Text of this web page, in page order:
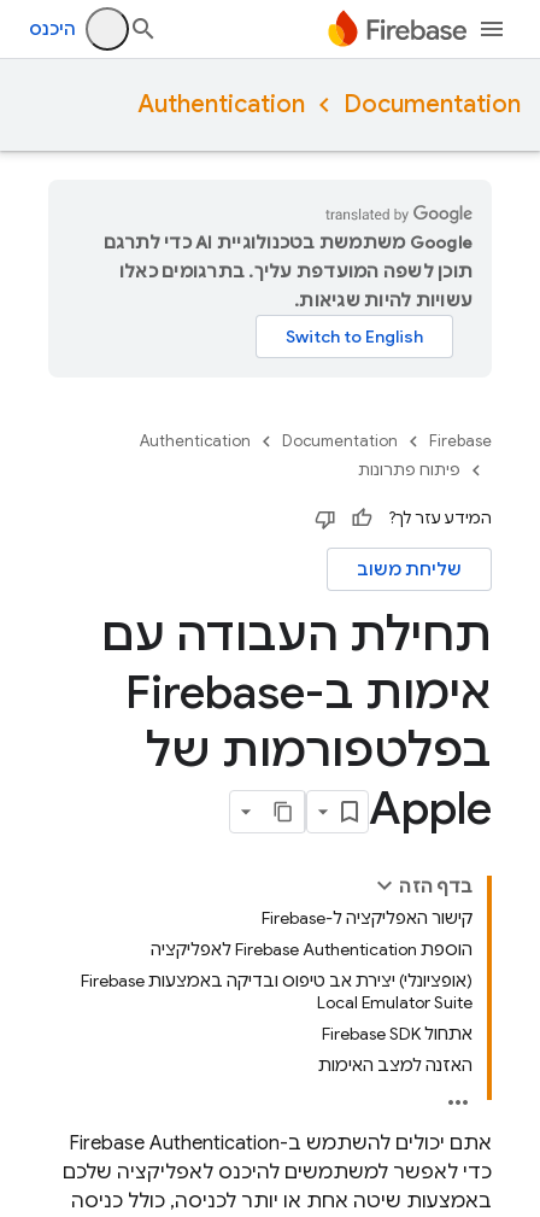
היכנס
Documentation
Authentication
‫Google משתמשת בטכנולוגיית AI כדי לתרגם
תוכן לשפה המועדפת עליך. בתרגומים כאלו
עשויות להיות שגיאות.
Firebase
Documentation
Authentication
פיתוח פתרונות
המידע עזר לך?
שליחת משוב
תחילת העבודה עם
אימות ב-Firebase
בפלטפורמות של
Apple
בדף הזה
קישור האפליקציה ל-Firebase
הוספת Firebase Authentication לאפליקציה
(אופציונלי) יצירת אב טיפוס ובדיקה באמצעות Firebase
Local Emulator Suite
אתחול Firebase SDK
האזנה למצב האימות
אתם יכולים להשתמש ב-Firebase Authentication
כדי לאפשר למשתמשים להיכנס לאפליקציה שלכם
באמצעות שיטה אחת או יותר לכניסה, כולל כניסה